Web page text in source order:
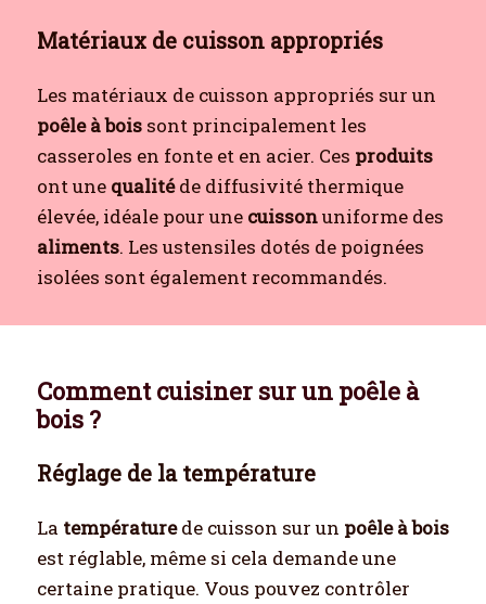
Matériaux de cuisson appropriés
Les matériaux de cuisson appropriés sur un
poêle à bois sont principalement les
casseroles en fonte et en acier. Ces produits
ont une qualitéde diffusivité thermique
élevée, idéale pour une cuissonuniforme des
aliments. Les ustensiles dotés de poignées
isolées sont également recommandés.
Comment cuisiner sur un poêle à
bois ?
Réglage de la température
La températurede cuisson sur un poêle à bois
est réglable, même si cela demande une
certaine pratique. Vous pouvez contrôler